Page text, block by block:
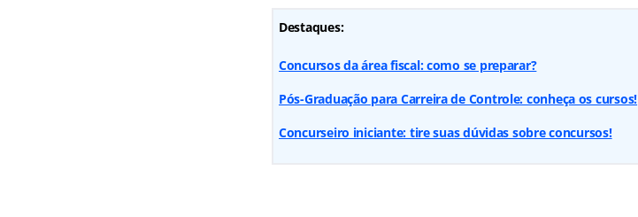
Destaques:
Concursos da área fiscal: como se preparar?
Pós-Graduação para Carreira de Controle: conheça os cursos!
Concurseiro iniciante: tire suas dúvidas sobre concursos!